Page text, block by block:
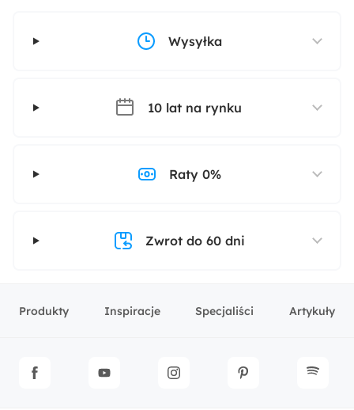
Wysyłka
10 lat na rynku
Raty 0%
Zwrot do 60 dni
Produkty Inspiracje Specjaliści Artykuły